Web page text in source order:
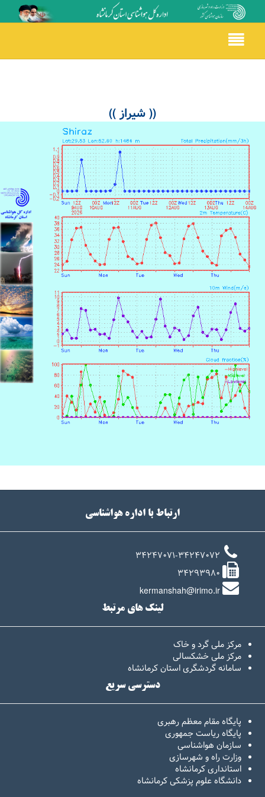
Toggle
navigation
(( شیراز ))
ارتباط با اداره هواشناسی
34247071-34247072
34293980
kermanshah@irimo.ir
لینک های مرتبط
مرکز ملی گرد و خاک
مرکز ملی خشکسالی
سامانه گردشگری استان کرمانشاه
دسترسی سریع
پایگاه مقام معظم رهبری
پایگاه ریاست جمهوری
سازمان هواشناسی
وزارت راه و شهرسازی
استانداری کرمانشاه
دانشگاه علوم پزشکی کرمانشاه